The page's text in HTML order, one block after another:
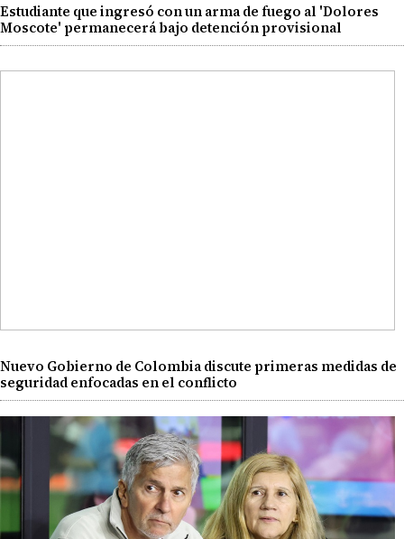
Estudiante que ingresó con un arma de fuego al 'Dolores
Moscote' permanecerá bajo detención provisional
Nuevo Gobierno de Colombia discute primeras medidas de
seguridad enfocadas en el conflicto